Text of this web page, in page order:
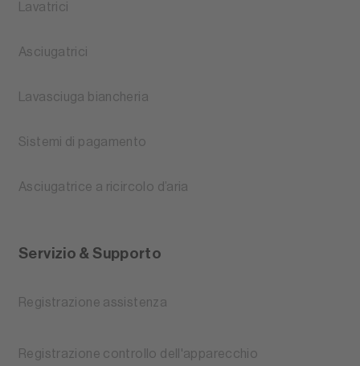
Lavatrici
Asciugatrici
Lavasciuga biancheria
Sistemi di pagamento
Asciugatrice a ricircolo d’aria
Servizio & Supporto
Registrazione assistenza
Registrazione controllo dell'apparecchio